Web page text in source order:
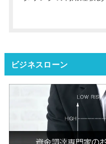
ビジネスローン